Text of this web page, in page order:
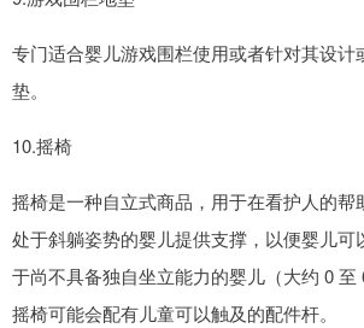
专门适合婴儿游戏围栏使用或者针对其设计
垫。
10.摇椅
摇椅是一种自立式商品，用于在看护人的帮
处于斜躺姿势的婴儿提供支撑，以便婴儿可
于尚不具备独自坐立能力的婴儿（大约 0
摇椅可能会配有儿童可以触及的配件杆。